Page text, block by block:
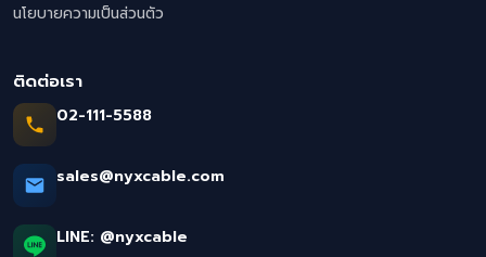
นโยบายความเป็นส่วนตัว
ติดต่อเรา
02-111-5588
sales@nyxcable.com
LINE: @nyxcable